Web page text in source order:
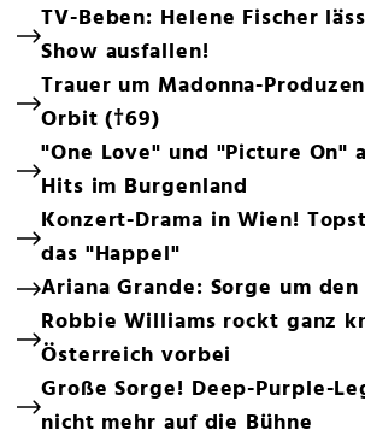
TV-Beben: Helene Fischer
Show ausfallen!
Trauer um Madonna-
Orbit (†69)
"One Love" und "Picture On"
Hits im Burgenland
Konzert-Drama in Wien!
das "Happel"
Ariana Grande: Sorge um
Robbie Williams rockt ganz
Österreich vorbei
Große Sorge! Deep-Purple-
nicht mehr auf die Bühne